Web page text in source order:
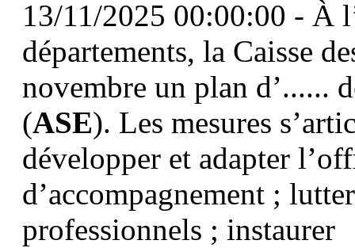
13/11/2025 00:00:00 - À
départements, la Caisse
novembre un plan d’......
(ASE). Les mesures
développer et adapter
d’accompagnement ;
professionnels ; instaurer